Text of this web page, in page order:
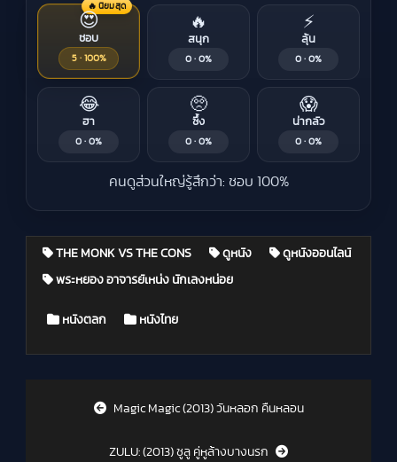
🔥 นิยมสุด
😍
ชอบ
5 · 100%
🔥
สนุก
0 · 0%
⚡
ลุ้น
0 · 0%
😂
ฮา
0 · 0%
🥺
ซึ้ง
0 · 0%
😱
น่ากลัว
0 · 0%
คนดูส่วนใหญ่รู้สึกว่า: ชอบ 100%
THE MONK VS THE CONS ดูหนัง ดูหนังออนไลน์
พระหยอง อาจารย์เหน่ง นักเลงหน่อย
Posted in
หนังตลก หนังไทย
Post navigationMagic Magic (2013) วันหลอก คืนหลอน
ZULU: (2013) ซูลู คู่หูล้างบางนรก